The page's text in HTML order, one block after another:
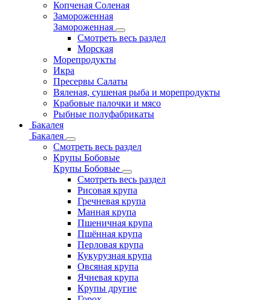
Копченая Соленая
Замороженная
Замороженная
Смотреть весь раздел
Морская
Морепродукты
Икра
Пресервы Салаты
Вяленая, сушеная рыба и морепродукты
Крабовые палочки и мясо
Рыбные полуфабрикаты
Бакалея
Бакалея
Смотреть весь раздел
Крупы Бобовые
Крупы Бобовые
Смотреть весь раздел
Рисовая крупа
Гречневая крупа
Манная крупа
Пшеничная крупа
Пшённая крупа
Перловая крупа
Кукурузная крупа
Овсяная крупа
Ячневая крупа
Крупы другие